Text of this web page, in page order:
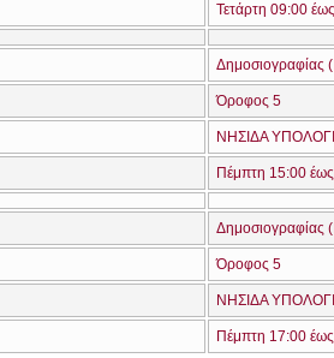
Τετάρτη 09:00
Δημοσιογραφίας
Όροφος 5
ΝΗΣΙΔΑ
Πέμπτη 15:00
Δημοσιογραφίας
Όροφος 5
ΝΗΣΙΔΑ
Πέμπτη 17:00